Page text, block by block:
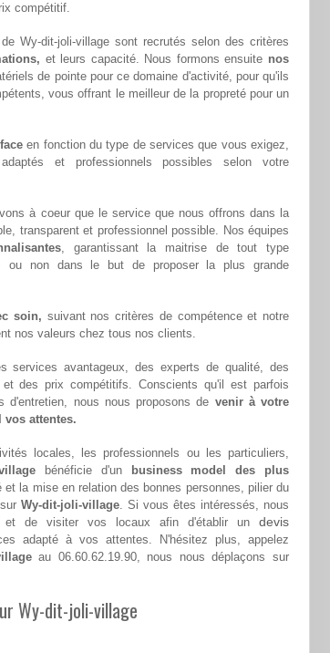
compétitif.
Wy-dit-joli-village sont recrutés selon des critères
et leurs capacité. Nous formons ensuite nos
de pointe pour ce domaine d'activité, pour qu'ils
vous offrant le meilleur de la propreté pour un
en fonction du type de services que vous exigez,
et professionnels possibles selon votre
à coeur que le service que nous offrons dans la
transparent et professionnel possible. Nos équipes
, garantissant la maitrise de tout type
ou non dans le but de proposer la plus grande
soin, suivant nos critères de compétence et notre
nos valeurs chez tous nos clients.
services avantageux, des experts de qualité, des
des prix compétitifs. Conscients qu'il est parfois
nous nous proposons de venir à votre
attentes.
locales, les professionnels ou les particuliers,
bénéficie d'un
business model des plus
la mise en relation des bonnes personnes, pilier du
Wy-dit-joli-village. Si vous êtes intéressés, nous
et de visiter vos locaux afin d'établir un devis
adapté à vos attentes. N'hésitez plus, appelez
au 06.60.62.19.90, nous nous déplaçons sur
Wy-dit-joli-village